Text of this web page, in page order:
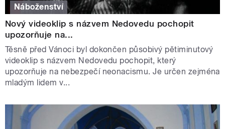
Náboženství
Nový videoklip s názvem Nedovedu pochopit
upozorňuje na...
Těsně před Vánoci byl dokončen působivý pětiminutový
videoklip s názvem Nedovedu pochopit, který
upozorňuje na nebezpečí neonacismu. Je určen zejména
mladým lidem v...